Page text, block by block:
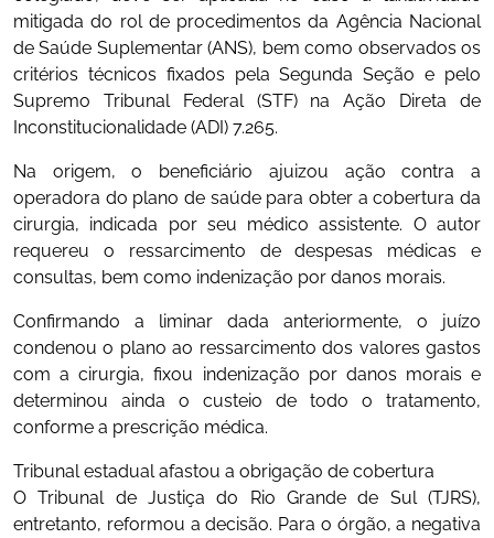
mitigada do rol de procedimentos da Agência Nacional
de Saúde Suplementar (ANS), bem como observados os
critérios técnicos fixados pela Segunda Seção e pelo
Supremo Tribunal Federal (STF) na Ação Direta de
Inconstitucionalidade (ADI) 7.265.
Na origem, o beneficiário ajuizou ação contra a
operadora do plano de saúde para obter a cobertura da
cirurgia, indicada por seu médico assistente. O autor
requereu o ressarcimento de despesas médicas e
consultas, bem como indenização por danos morais.
Confirmando a liminar dada anteriormente, o juízo
condenou o plano ao ressarcimento dos valores gastos
com a cirurgia, fixou indenização por danos morais e
determinou ainda o custeio de todo o tratamento,
conforme a prescrição médica.
Tribunal estadual afastou a obrigação de cobertura
O Tribunal de Justiça do Rio Grande de Sul (TJRS),
entretanto, reformou a decisão. Para o órgão, a negativa